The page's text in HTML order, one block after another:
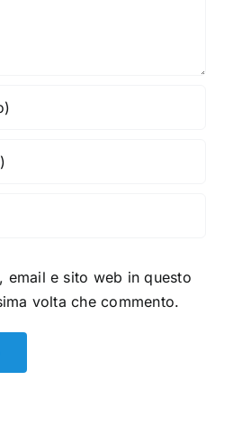
email e sito web in questo
volta che commento.